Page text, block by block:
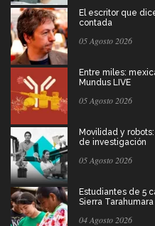
El escritor que
contada
05 Agosto 2026
Entre miles:
Mundus LIVE
05 Agosto 2026
Movilidad y
de investigación
05 Agosto 2026
Estudiantes de 5
Sierra Tarahumara
04 Agosto 2026